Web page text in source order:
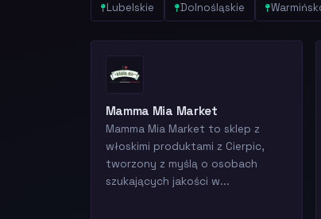
Lubelskie Dolnośląskie
Mamma Mia Market
Mamma Mia Market to sklep z
włoskimi produktami z Cierpic,
tworzony z myślą o osobach
szukających jakości w...